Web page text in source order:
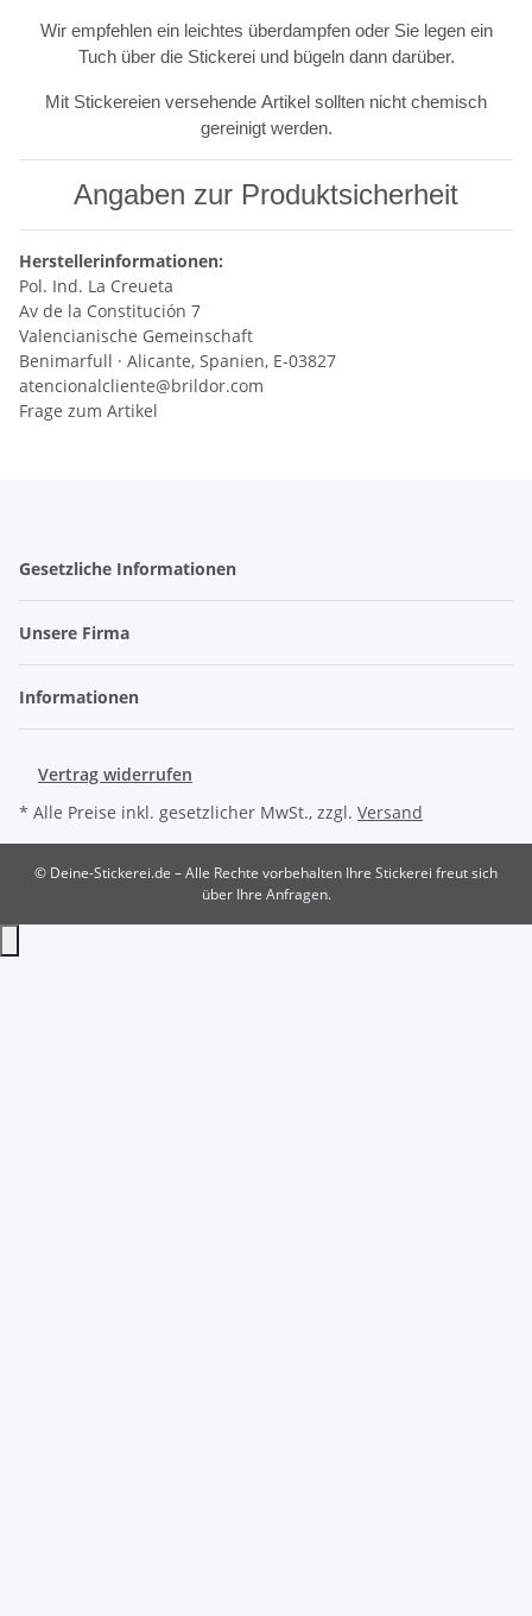
Wir empfehlen ein leichtes überdampfen oder Sie legen ein
Tuch über die Stickerei und bügeln dann darüber.
Mit Stickereien versehende Artikel sollten nicht chemisch
gereinigt werden.
Angaben zur Produktsicherheit
Herstellerinformationen:
Pol. Ind. La Creueta
Av de la Constitución 7
Valencianische Gemeinschaft
Benimarfull · Alicante, Spanien, E-03827
atencionalcliente@brildor.com
Frage zum Artikel
Gesetzliche Informationen
Unsere Firma
Informationen
Vertrag widerrufen
* Alle Preise inkl. gesetzlicher MwSt., zzgl. Versand
© Deine-Stickerei.de – Alle Rechte vorbehalten Ihre Stickerei freut sich
über Ihre Anfragen.